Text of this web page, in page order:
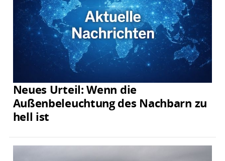
Neues Urteil: Wenn die
Außenbeleuchtung des Nachbarn zu
hell ist